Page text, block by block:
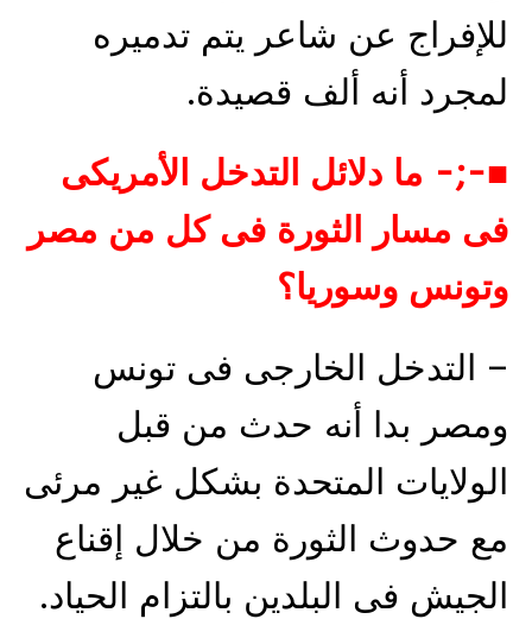
للإفراج عن شاعر يتم تدميره
لمجرد أنه ألف قصيدة.
■-;- ما دلائل التدخل الأمريكى
فى مسار الثورة فى كل من مصر
وتونس وسوريا؟
– التدخل الخارجى فى تونس
ومصر بدا أنه حدث من قبل
الولايات المتحدة بشكل غير مرئى
مع حدوث الثورة من خلال إقناع
الجيش فى البلدين بالتزام الحياد.